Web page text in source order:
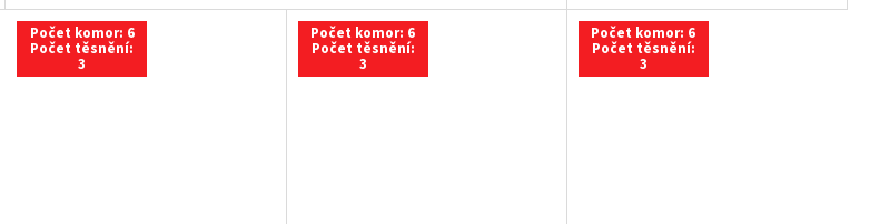
Počet komor: 6
Počet těsnění:
3
Počet komor: 6
Počet těsnění:
3
Počet komor: 6
Počet těsnění:
3